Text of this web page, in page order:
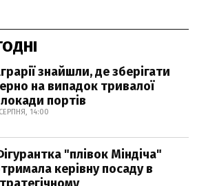
знайшли, де зберігати
на випадок тривалої
портів
14:00
"плівок Міндіча"
керівну посаду в